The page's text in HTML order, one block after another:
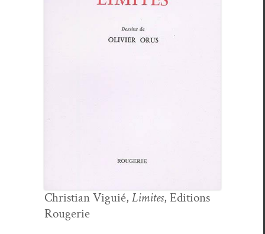
Chris­t­ian Vigu­ié, Lim­ites, Edi­tions
Rougerie